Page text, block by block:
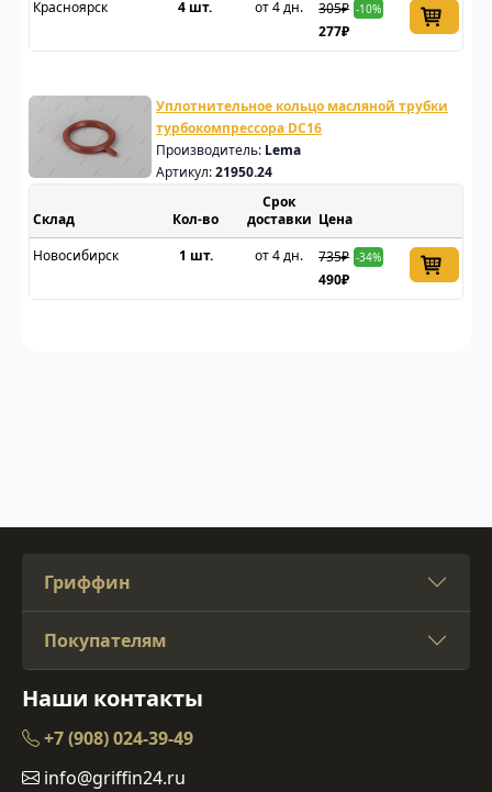
Красноярск
4 шт. от 4 дн. 305₽ -10%
277₽
Уплотнительное кольцо масляной трубки
турбокомпрессора DC16
Производитель: Lema
Артикул:21950.24
Склад
Срок
доставки Цена
Новосибирск
1 шт. от 4 дн. 735₽ -34%
490₽
Гриффин
Покупателям
Наши контакты
+7 (908) 024-39-49
info@griffin24.ru